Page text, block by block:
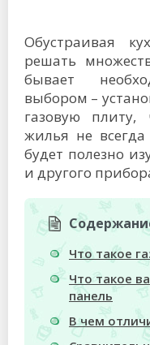
Обустраивая
решать
бывает
выбором –
газовую плиту,
жилья не
будет полезно
и другого
Что такое
Что такое
панель
В чем